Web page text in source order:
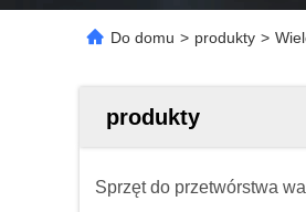
Do domu > produkty >
produkty
Sprzęt do przetwórstwa